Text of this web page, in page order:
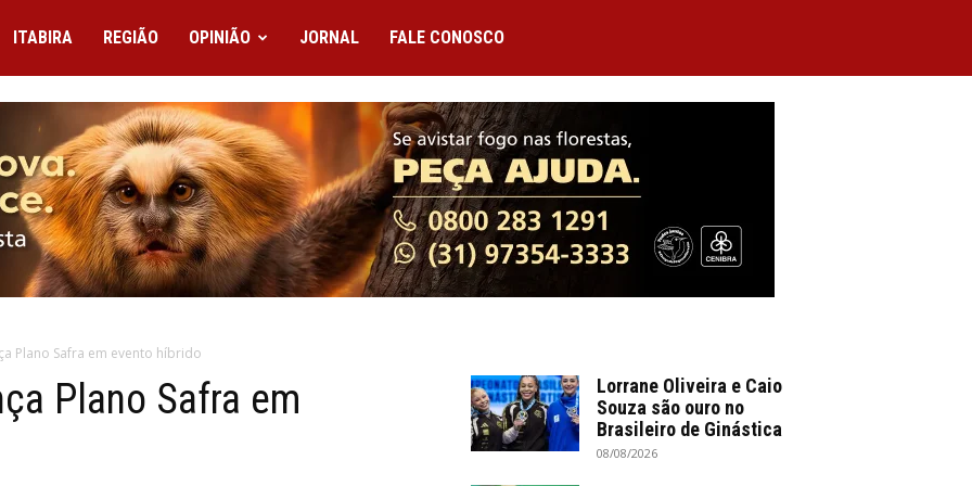
ITABIRA REGIÃO OPINIÃO JORNAL FALE CONOSCO
Plano Safra em evento híbrido
Plano Safra em
Lorrane Oliveira e Caio
Souza são ouro no
Brasileiro de Ginástica
08/08/2026